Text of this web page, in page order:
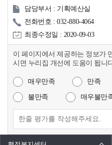
담당부서 : 기획예산실
전화번호 : 032-880-4064
최종수정일 : 2020-09-03
이 페이지에서 제공하는 정보가
시면 누리집 개선에 도움이 됩니
매우만족 만족
불만족 매우불만